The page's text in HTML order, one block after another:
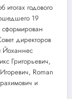
годового
19
сформирован
директоров
Григорьевич,
Roman
и